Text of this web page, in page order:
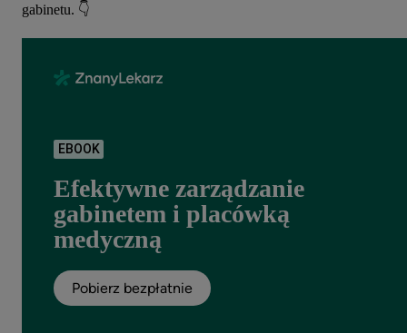
gabinetu. 👇
EBOOK
Efektywne zarządzanie
gabinetem i placówką
medyczną
Pobierz bezpłatnie